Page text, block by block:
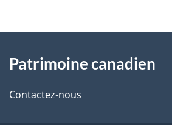
i
l
propos
de
Patrimoine canadien
Contactez-nous